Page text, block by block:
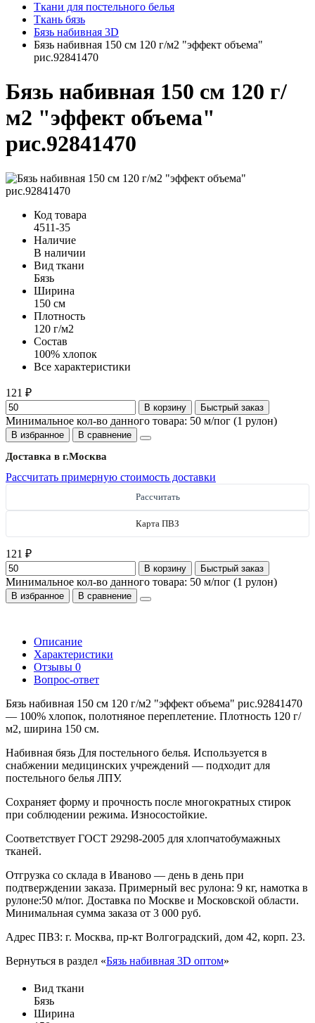
Ткани для постельного белья
Ткань бязь
Бязь набивная 3D
Бязь набивная 150 см 120 г/м2 "эффект объема"
рис.92841470
Бязь набивная 150 см 120 г/
м2 "эффект объема"
рис.92841470
Код товара
4511-35
Наличие
В наличии
Вид ткани
Бязь
Ширина
150 см
Плотность
120 г/м2
Состав
100% хлопок
Все характеристики
121 ₽
В корзину Быстрый заказ
Минимальное кол-во данного товара: 50 м/пог (1 рулон)
В избранное В сравнение
Доставка в г.Москва
Рассчитать примерную стоимость доставки
Рассчитать
Карта ПВЗ
121 ₽
В корзину Быстрый заказ
Минимальное кол-во данного товара: 50 м/пог (1 рулон)
В избранное В сравнение
Описание
Характеристики
Отзывы 0
Вопрос-ответ
Бязь набивная 150 см 120 г/м2 "эффект объема" рис.92841470
— 100% хлопок, полотняное переплетение. Плотность 120 г/
м2, ширина 150 см.
Набивная бязь Для постельного белья. Используется в
снабжении медицинских учреждений — подходит для
постельного белья ЛПУ.
Сохраняет форму и прочность после многократных стирок
при соблюдении режима. Износостойкие.
Соответствует ГОСТ 29298-2005 для хлопчатобумажных
тканей.
Отгрузка со склада в Иваново — день в день при
подтверждении заказа. Примерный вес рулона: 9 кг, намотка в
рулоне:50 м/пог. Доставка по Москве и Московской области.
Минимальная сумма заказа от 3 000 руб.
Адрес ПВЗ: г. Москва, пр-кт Волгоградский, дом 42, корп. 23.
Вернуться в раздел «Бязь набивная 3D оптом»
Вид ткани
Бязь
Ширина